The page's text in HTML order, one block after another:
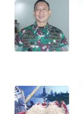
SELATAN
WN
TANJUNG
WN
KARO